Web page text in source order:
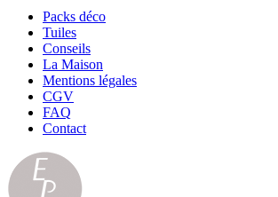
Packs déco
Tuiles
Conseils
La Maison
Mentions légales
CGV
FAQ
Contact